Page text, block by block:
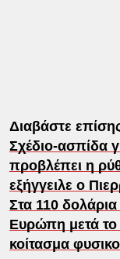
Διαβάστε
Σχέδιο-ασπίδα
προβλέπει η
εξήγγειλε ο
Στα 110 δολάρια
Ευρώπη μετά το
κοίτασμα